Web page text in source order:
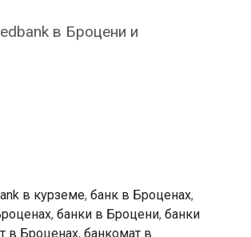
в Броцени и
в курземе, банк в Броценах,
, банки в Броцени, банки
в Броценах, банкомат в